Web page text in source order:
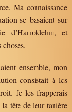
Ma connaissance
se basaient sur
d’Harroldehm, et
choses.
ensemble, mon
consistait à les
Je les frapperais
tête de leur tanière